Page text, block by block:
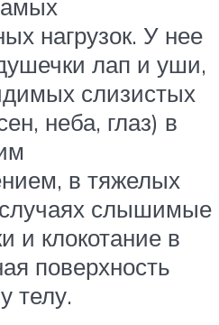
нагрузок. У нее
лап и уши,
слизистых
неба, глаз) в
в тяжелых
слышимые
и клокотание в
поверхность
телу.